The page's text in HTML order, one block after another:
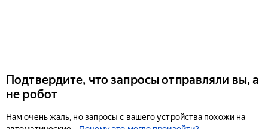
Подтвердите, что запросы отправляли вы, а
не робот
Нам очень жаль, но запросы с вашего устройства похожи на